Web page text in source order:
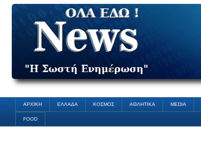
ΑΡΧΙΚΗ ΕΛΛΑΔΑ ΚΟΣΜΟΣ ΑΘΛΗΤΙΚΑ MEDIA
FOOD